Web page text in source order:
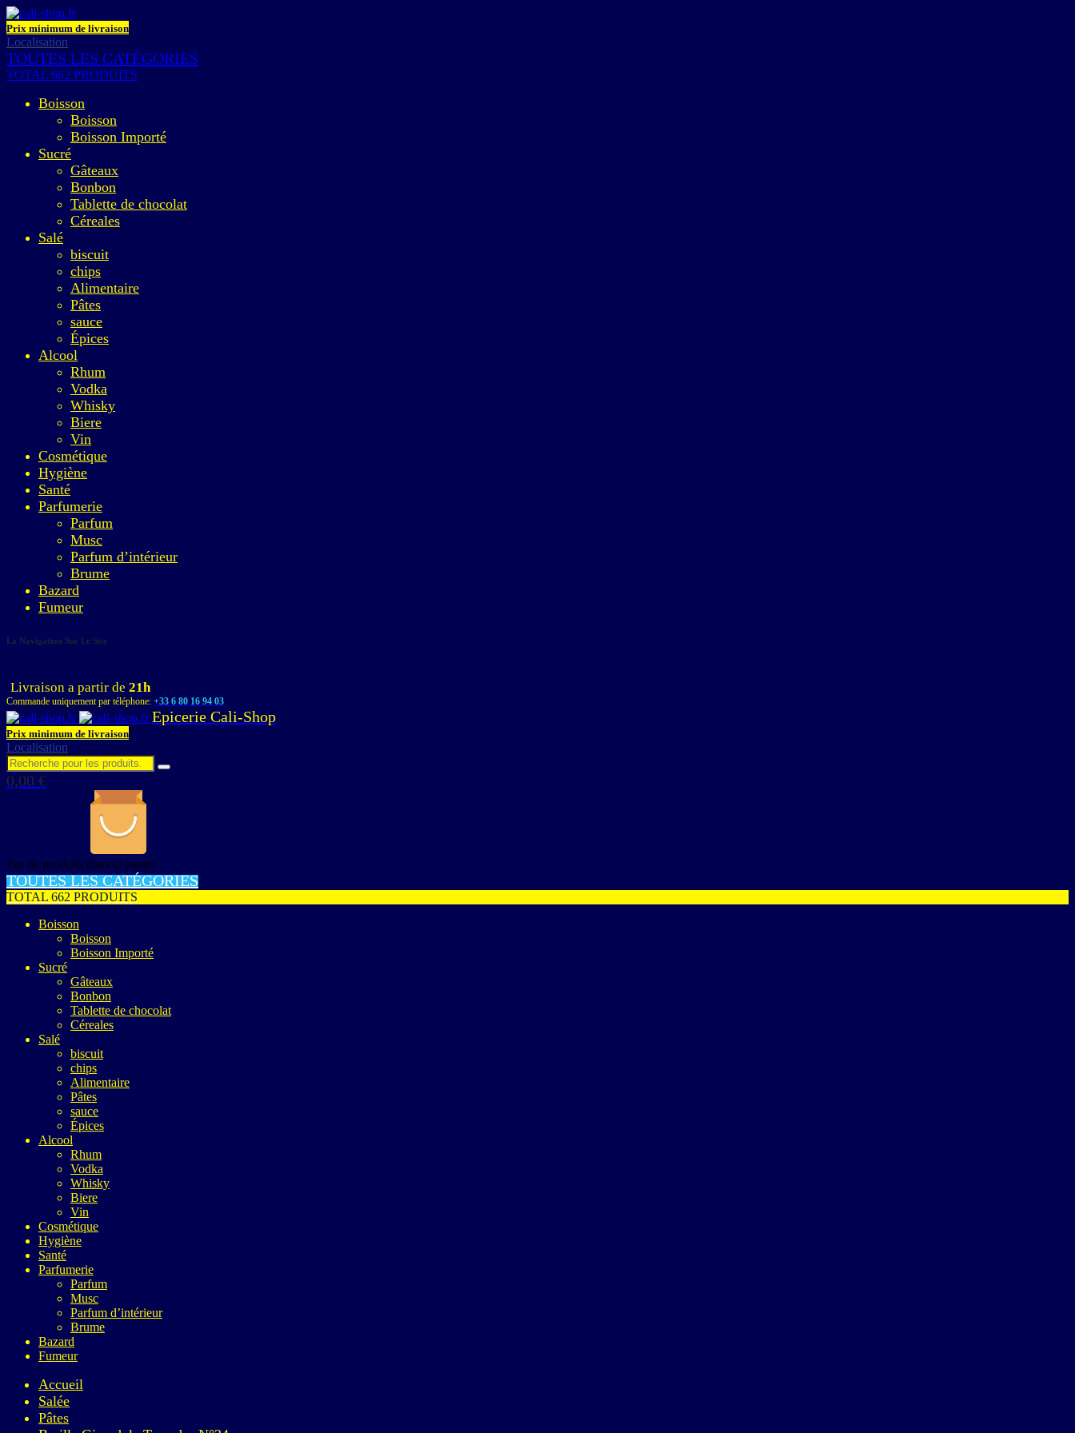
Prix minimum de livraison
Localisation
TOUTES LES CATÉGORIES
TOTAL 662 PRODUITS
Boisson
Boisson
Boisson Importé
Sucré
Gâteaux
Bonbon
Tablette de chocolat
Céreales
Salé
biscuit
chips
Alimentaire
Pâtes
sauce
Épices
Alcool
Rhum
Vodka
Whisky
Biere
Vin
Cosmétique
Hygiène
Santé
Parfumerie
Parfum
Musc
Parfum d’intérieur
Brume
Bazard
Fumeur
La Navigation Sur Le Site
Livraison a partir de 21h
Commande uniquement par téléphone: +33 6 80 16 94 03
Epicerie Cali-Shop
Prix minimum de livraison
Localisation
0,00 €
Pas de produits dans le panier.
TOUTES LES CATÉGORIES
TOTAL 662 PRODUITS
Boisson
Boisson
Boisson Importé
Sucré
Gâteaux
Bonbon
Tablette de chocolat
Céreales
Salé
biscuit
chips
Alimentaire
Pâtes
sauce
Épices
Alcool
Rhum
Vodka
Whisky
Biere
Vin
Cosmétique
Hygiène
Santé
Parfumerie
Parfum
Musc
Parfum d’intérieur
Brume
Bazard
Fumeur
Accueil
Salée
Pâtes